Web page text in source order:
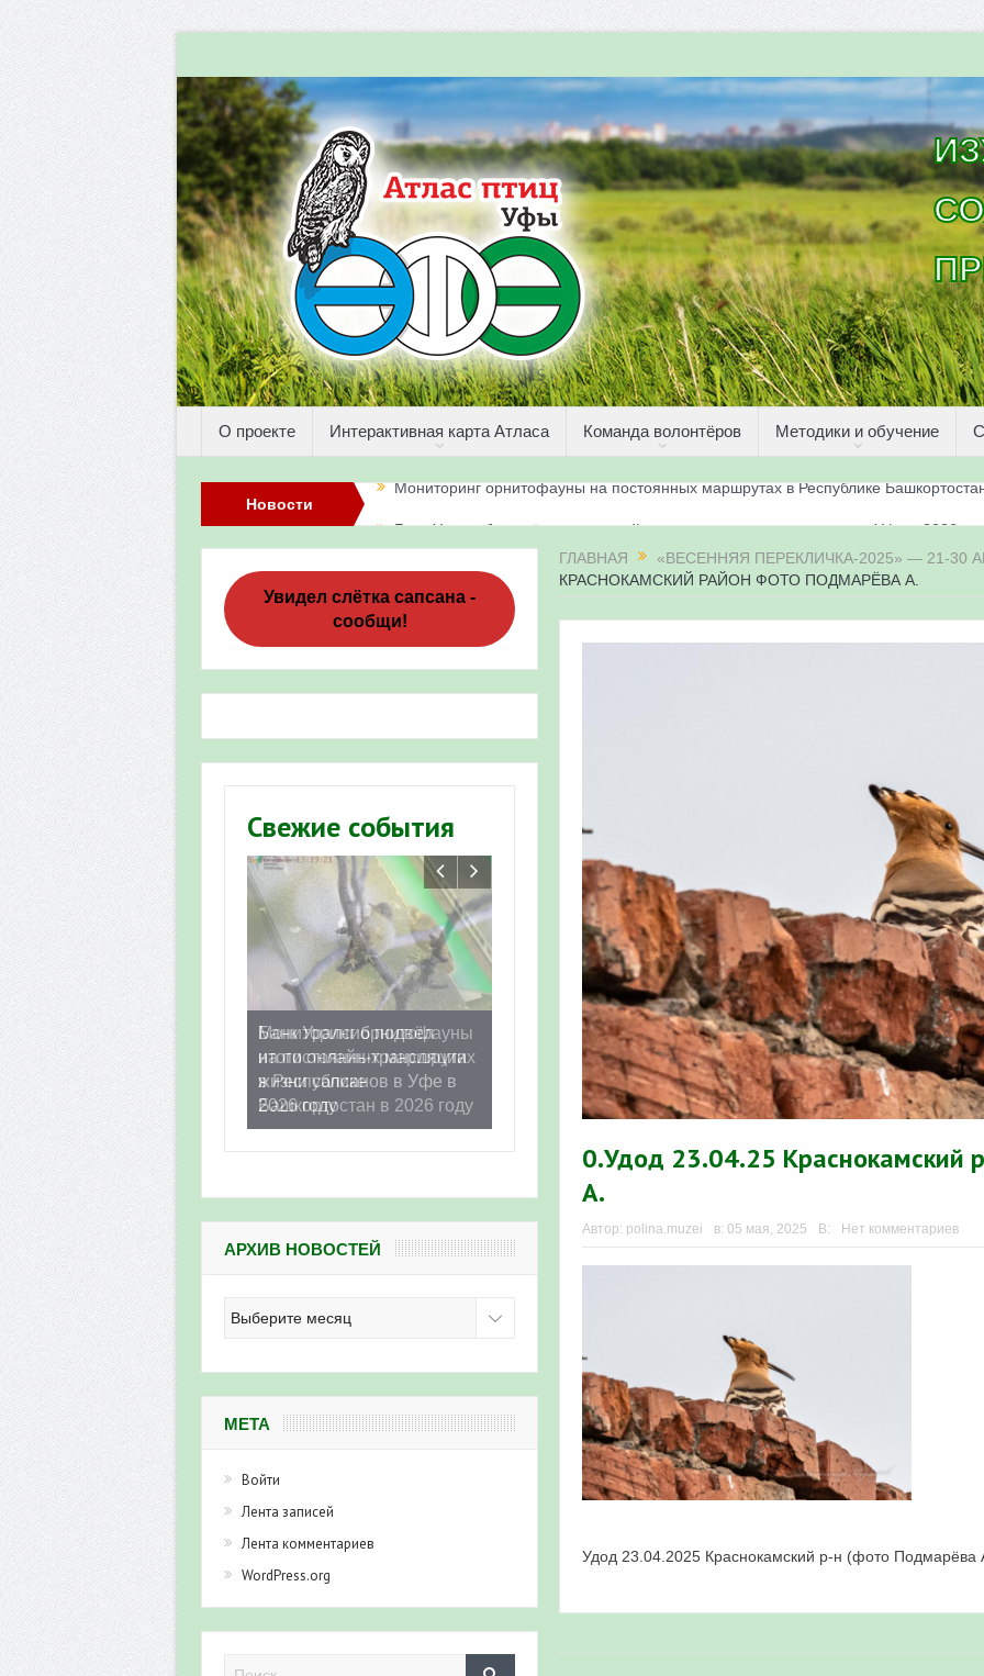
О проекте Интерактивная карта Атласа Команда волонтёров Методики и обучение
Новости
Итоги акции «Соловьиные вечера-2026» в Республике Башкортостан
Три птенца сапсанов Уралсиба получили имена и кольца
Итоги акции «Весенняя перекличка-2026» в Республике Башкортостан
«Весенняя перекличка-2026» — 21-31 мая 2026
Участие башкирских орнитологов и бердвотчеров в проекте «Развитие
численности птиц в европейской части России»
«Весенняя перекличка-2026» — 11-20 мая 2026
Мониторинг орнитофауны на постоянных маршрутах в Республике
ГЛАВНАЯ
«ВЕСЕННЯЯ ПЕРЕКЛИЧКА-2025» — 21-30
КРАСНОКАМСКИЙ РАЙОН ФОТО ПОДМАРЁВА А.
0.Удод 23.04.25 Краснокамский
А.
Автор: polina.muzei в: 05 мая, 2025 В: Нет комментариев
Удод 23.04.2025 Краснокамский р-н (фото Подмарёва
Увидел слётка сапсана -
сообщи!
Свежие события
Банк Уралсиб подвёл
итоги онлайн-трансляции
жизни сапсанов в Уфе в
2026 году
АРХИВ НОВОСТЕЙ
новостей
МЕТА
Войти
Лента записей
Лента комментариев
WordPress.org